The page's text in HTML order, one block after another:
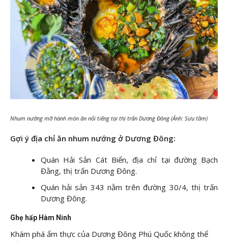
Nhum nướng mỡ hành món ăn nổi tiếng tại thị trấn Dương Đông (Ảnh: Sưu tầm)
Gợi ý địa chỉ ăn nhum nướng ở Dương Đông:
Quán Hải Sản Cát Biển, địa chỉ tại đường Bạch
Đằng, thị trấn Dương Đông.
Quán hải sản 343 nằm trên đường 30/4, thị trấn
Dương Đông.
Ghẹ hấp Hàm Ninh
Khám phá ẩm thực của Dương Đông Phú Quốc không thể